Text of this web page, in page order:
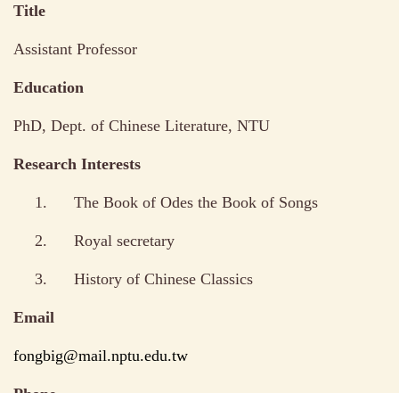
Title
Assistant Professor
Education
PhD, Dept. of Chinese Literature, NTU
Research Interests
1. The Book of Odes the Book of Songs
2. Royal secretary
3. History of Chinese Classics
Email
fongbig@mail.nptu.edu.tw